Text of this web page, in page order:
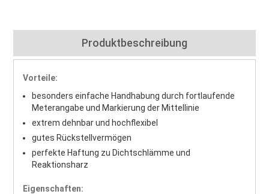
Produktbeschreibung
Vorteile:
besonders einfache Handhabung durch fortlaufende
Meterangabe und Markierung der Mittellinie
extrem dehnbar und hochflexibel
gutes Rückstellvermögen
perfekte Haftung zu Dichtschlämme und
Reaktionsharz
Eigenschaften: